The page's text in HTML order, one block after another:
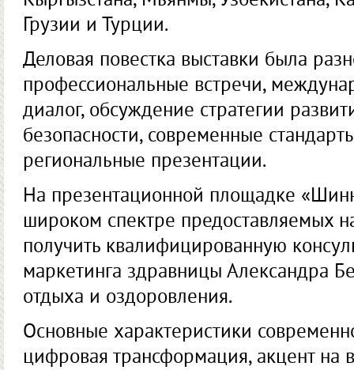
Грузии и Турции.
Деловая повестка выставки была
профессиональные встречи,
диалог, обсуждение стратегии
безопасности, современные
региональные презентации.
На презентационной площадке
широком спектре предоставляемых
получить квалифицированную
маркетинга здравницы Александра
отдыха и оздоровления.
Основные характеристики
цифровая трансформация, акцент на